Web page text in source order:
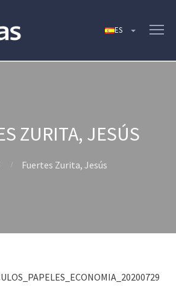
ZURITA, JESÚS
Fuertes Zurita, Jesús